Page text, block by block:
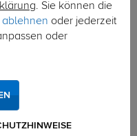
. Sie können die
ablehnen oder jederzeit
oder